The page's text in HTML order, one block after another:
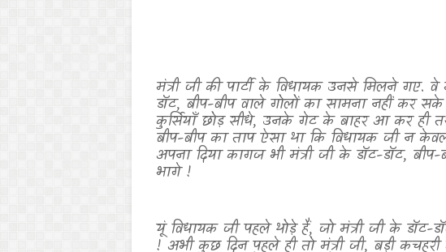
मंत्री जी की पार्टी के विधायक उनसे मिलने गए.
डॉट, बीप-बीप वाले गोलों का सामना नहीं कर
कुर्सियाँ छोड़ सीधे, उनके गेट के बाहर आ कर ही
बीप-बीप का ताप ऐसा था कि विधायक जी न
अपना दिया कागज भी मंत्री जी के डॉट-डॉट,
भागे !
यूं विधायक जी पहले थोड़े हैं, जो मंत्री जी के डॉट-
! अभी कुछ दिन पहले ही तो मंत्री जी,बड़ी कचहरी